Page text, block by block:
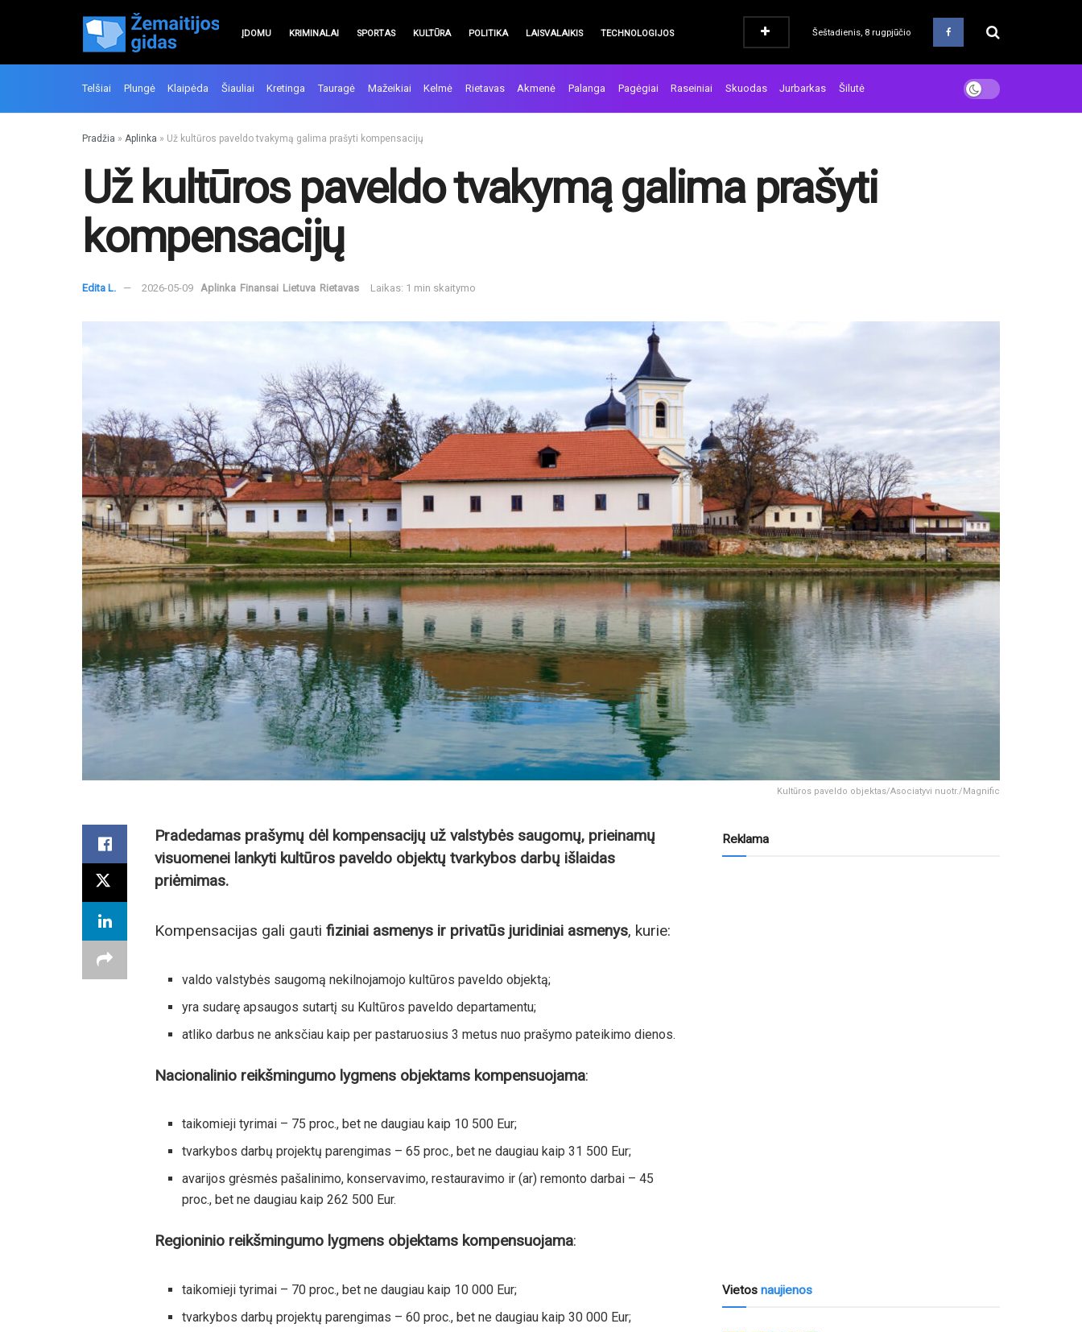
ĮDOMU KRIMINALAI SPORTAS KULTŪRA POLITIKA LAISVALAIKIS TECHNOLOGIJOS Šeštadienis, 8 rugpjūčio
Telšiai Plungė Klaipėda Šiauliai Kretinga Tauragė Mažeikiai Kelmė Rietavas Akmenė Palanga Pagėgiai Raseiniai Skuodas Jurbarkas Šilutė
Pradžia » Aplinka » Už kultūros paveldo tvakymą galima prašyti kompensacijų
Už kultūros paveldo tvakymą galima prašyti
kompensacijų
Edita L. 2026-05-09 Aplinka Finansai Lietuva Rietavas Laikas: 1 min skaitymo
Kultūros paveldo objektas/Asociatyvi nuotr./Magnific
Pradedamas prašymų dėl kompensacijų už valstybės saugomų, prieinamų
visuomenei lankyti kultūros paveldo objektų tvarkybos darbų išlaidas
priėmimas.
Kompensacijas gali gauti fiziniai asmenys ir privatūs juridiniai asmenys, kurie:
valdo valstybės saugomą nekilnojamojo kultūros paveldo objektą;
yra sudarę apsaugos sutartį su Kultūros paveldo departamentu;
atliko darbus ne anksčiau kaip per pastaruosius 3 metus nuo prašymo pateikimo dienos.
Nacionalinio reikšmingumo lygmens objektams kompensuojama:
taikomieji tyrimai – 75 proc., bet ne daugiau kaip 10 500 Eur;
tvarkybos darbų projektų parengimas – 65 proc., bet ne daugiau kaip 31 500 Eur;
avarijos grėsmės pašalinimo, konservavimo, restauravimo ir (ar) remonto darbai – 45
proc., bet ne daugiau kaip 262 500 Eur.
Regioninio reikšmingumo lygmens objektams kompensuojama:
taikomieji tyrimai – 70 proc., bet ne daugiau kaip 10 000 Eur;
tvarkybos darbų projektų parengimas – 60 proc., bet ne daugiau kaip 30 000 Eur;
Reklama
Vietos naujienos